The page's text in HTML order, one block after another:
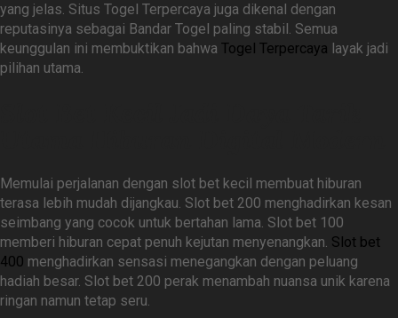
yang jelas. Situs Togel Terpercaya juga dikenal dengan
reputasinya sebagai Bandar Togel paling stabil. Semua
keunggulan ini membuktikan bahwa Togel Terpercaya layak jadi
pilihan utama.
Memulai perjalanan dengan slot bet kecil membuat hiburan
terasa lebih mudah dijangkau. Slot bet 200 menghadirkan kesan
seimbang yang cocok untuk bertahan lama. Slot bet 100
memberi hiburan cepat penuh kejutan menyenangkan. Slot bet
400 menghadirkan sensasi menegangkan dengan peluang
hadiah besar. Slot bet 200 perak menambah nuansa unik karena
ringan namun tetap seru.